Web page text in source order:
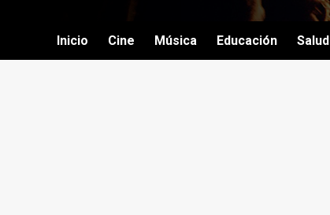
Inicio Cine Música Educación Salud